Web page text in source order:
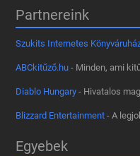
Partnereink
Szukits Internetes
ABCkitűző.hu - Minden, ami
Diablo Hungary - Hivatalos
Blizzard Entertainment - A
Egyebek